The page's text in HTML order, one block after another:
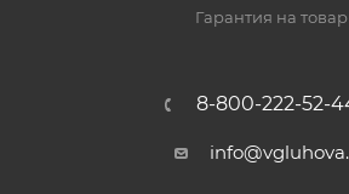
Гарантия на товар
8-800-222-52-